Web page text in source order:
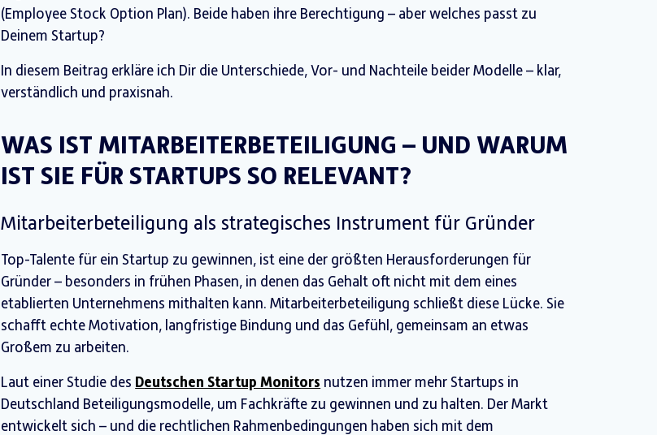
(Employee Stock Option Plan). Beide haben ihre Berechtigung – aber welches passt zu
Deinem Startup?
In diesem Beitrag erkläre ich Dir die Unterschiede, Vor- und Nachteile beider Modelle – klar,
verständlich und praxisnah.
WAS IST MITARBEITERBETEILIGUNG – UND WARUM
IST SIE FÜR STARTUPS SO RELEVANT?
Mitarbeiterbeteiligung als strategisches Instrument für Gründer
Top-Talente für ein Startup zu gewinnen, ist eine der größten Herausforderungen für
Gründer – besonders in frühen Phasen, in denen das Gehalt oft nicht mit dem eines
etablierten Unternehmens mithalten kann. Mitarbeiterbeteiligung schließt diese Lücke. Sie
schafft echte Motivation, langfristige Bindung und das Gefühl, gemeinsam an etwas
Großem zu arbeiten.
Laut einer Studie des Deutschen Startup Monitors nutzen immer mehr Startups in
Deutschland Beteiligungsmodelle, um Fachkräfte zu gewinnen und zu halten. Der Markt
entwickelt sich – und die rechtlichen Rahmenbedingungen haben sich mit dem